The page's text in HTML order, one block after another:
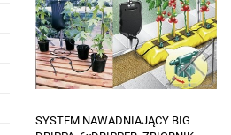
SYSTEM NAWADNIAJĄCY BIG